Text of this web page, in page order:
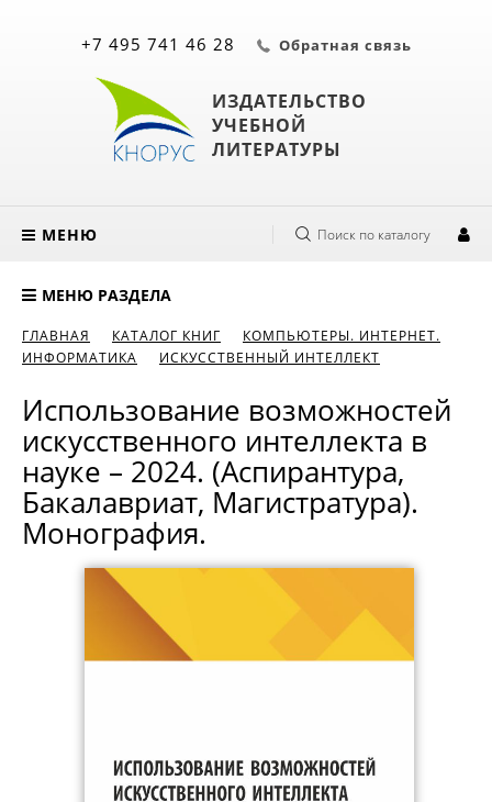
ИЗДАТЕЛЬСТВО
УЧЕБНОЙ
ЛИТЕРАТУРЫ
+7 495 741 46 28 Обратная связь
МЕНЮ Поиск по каталогу
МЕНЮ РАЗДЕЛА
ГЛАВНАЯ КАТАЛОГ КНИГ
КОМПЬЮТЕРЫ. ИНТЕРНЕТ.
ИНФОРМАТИКА
ИСКУССТВЕННЫЙ ИНТЕЛЛЕКТ
Использование возможностей
искусственного интеллекта в
науке – 2024. (Аспирантура,
Бакалавриат, Магистратура).
Монография.